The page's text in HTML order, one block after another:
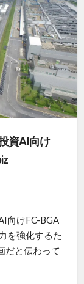
資AI向け
向けFC-BGA
を強化するた
だと伝わって